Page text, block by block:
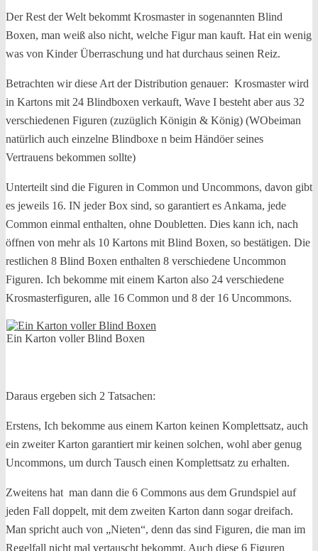
Der Rest der Welt bekommt Krosmaster in sogenannten Blind
Boxen, man weiß also nicht, welche Figur man kauft. Hat ein wenig
was von Kinder Überraschung und hat durchaus seinen Reiz.
Betrachten wir diese Art der Distribution genauer: Krosmaster wird
in Kartons mit 24 Blindboxen verkauft, Wave I besteht aber aus 32
verschiedenen Figuren (zuzüglich Königin & König) (WObeiman
natürlich auch einzelne Blindboxe n beim Händöer seines
Vertrauens bekommen sollte)
Unterteilt sind die Figuren in Common und Uncommons, davon gibt
es jeweils 16. IN jeder Box sind, so garantiert es Ankama, jede
Common einmal enthalten, ohne Doubletten. Dies kann ich, nach
öffnen von mehr als 10 Kartons mit Blind Boxen, so bestätigen. Die
restlichen 8 Blind Boxen enthalten 8 verschiedene Uncommon
Figuren. Ich bekomme mit einem Karton also 24 verschiedene
Krosmasterfiguren, alle 16 Common und 8 der 16 Uncommons.
Ein Karton voller Blind Boxen
Daraus ergeben sich 2 Tatsachen:
Erstens, Ich bekomme aus einem Karton keinen Komplettsatz, auch
ein zweiter Karton garantiert mir keinen solchen, wohl aber genug
Uncommons, um durch Tausch einen Komplettsatz zu erhalten.
Zweitens hat man dann die 6 Commons aus dem Grundspiel auf
jeden Fall doppelt, mit dem zweiten Karton dann sogar dreifach.
Man spricht auch von „Nieten“, denn das sind Figuren, die man im
Regelfall nicht mal vertauscht bekommt. Auch diese 6 Figuren